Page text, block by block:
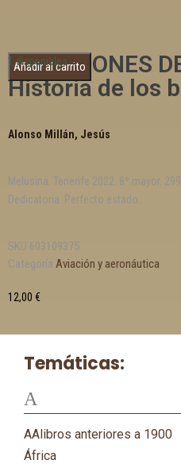
Temáticas:
A
AAlibros anteriores a 1900
África
LOS AVIONES
Historia de los
Alonso Millán, Jesús
Melusina. Tenerife 2022. 8º mayor.
Dedicatoria. Perfecto estado.
SKU 603109375
Categoría Aviación y aeronáutica
12,00 €
1 disponibles
Añadir al carrito